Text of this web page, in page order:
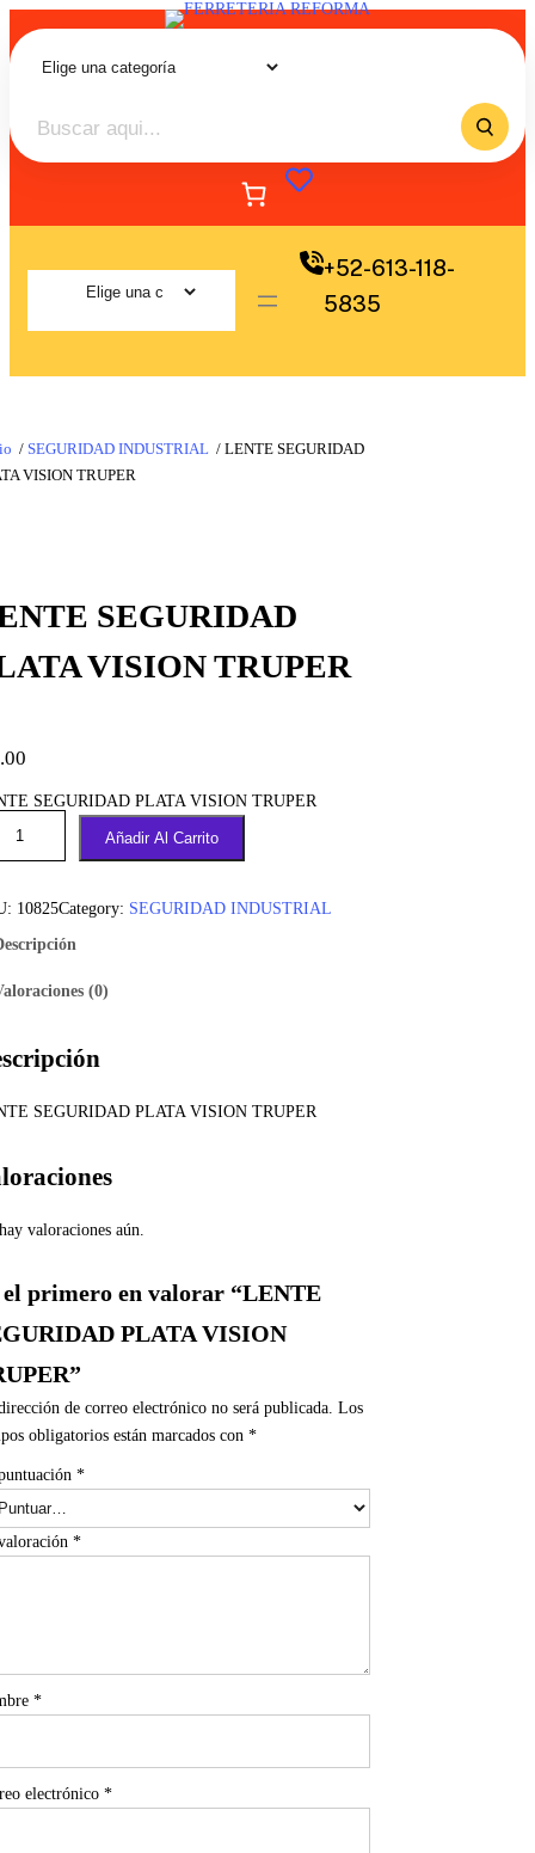
+52-613-118-
5835
/ SEGURIDAD INDUSTRIAL / LENTE SEGURIDAD
VISION TRUPER
SEGURIDAD
VISION TRUPER
SEGURIDAD PLATA VISION TRUPER
Añadir Al Carrito
10825Category: SEGURIDAD INDUSTRIAL
(0)
SEGURIDAD PLATA VISION TRUPER
valoraciones aún.
el primero en valorar “LENTE
PLATA VISION
de correo electrónico no será publicada. Los
obligatorios están marcados con *
*
*
*
electrónico *